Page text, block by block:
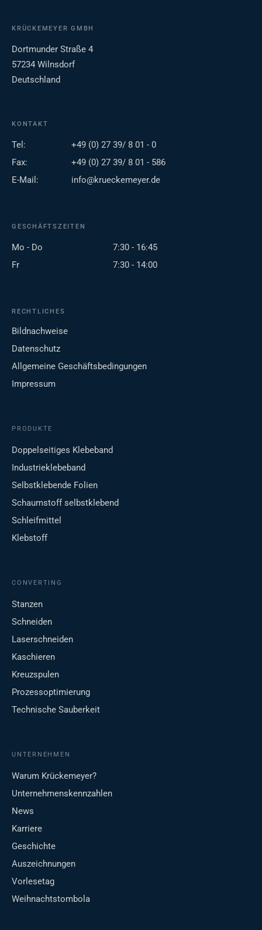
KRÜCKEMEYER GMBH
Dortmunder Straße 4
57234 Wilnsdorf
Deutschland
KONTAKT
Tel:
+49 (0) 27 39/ 8 01 - 0
Fax:
+49 (0) 27 39/ 8 01 - 586
E-Mail:
info@krueckemeyer.de
GESCHÄFTSZEITEN
Mo - Do
7:30 - 16:45
Fr
7:30 - 14:00
RECHTLICHES
Bildnachweise
Datenschutz
Allgemeine Geschäftsbedingungen
Impressum
PRODUKTE
Doppelseitiges Klebeband
Industrieklebeband
Selbstklebende Folien
Schaumstoff selbstklebend
Schleifmittel
Klebstoff
CONVERTING
Stanzen
Schneiden
Laserschneiden
Kaschieren
Kreuzspulen
Prozessoptimierung
Technische Sauberkeit
UNTERNEHMEN
Warum Krückemeyer?
Unternehmenskennzahlen
News
Karriere
Geschichte
Auszeichnungen
Vorlesetag
Weihnachtstombola